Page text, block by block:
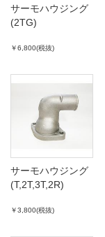
サーモハウジング
(2TG)
￥6,800(税抜)
サーモハウジング
(T,2T,3T,2R)
￥3,800(税抜)